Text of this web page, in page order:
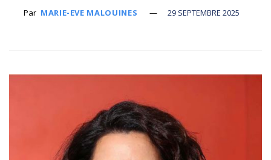
Par MARIE-EVE MALOUINES 29 SEPTEMBRE 2025